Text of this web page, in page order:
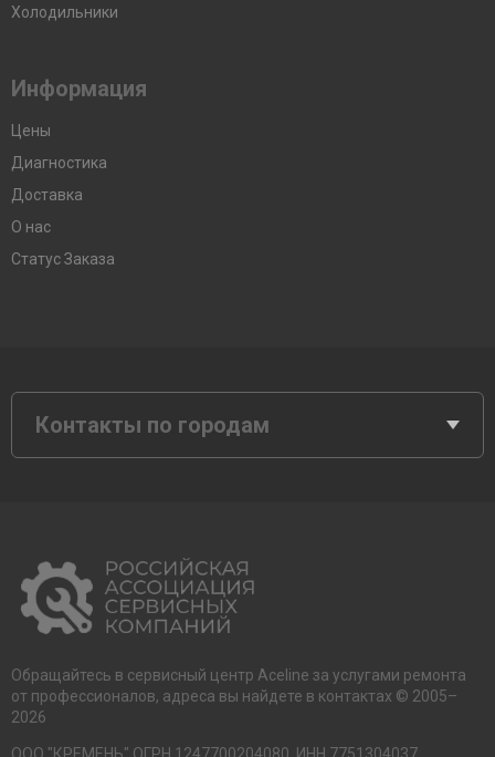
Холодильники
Информация
Цены
Диагностика
Доставка
О нас
Статус Заказа
Контакты по городам
Обращайтесь в сервисный центр Aceline за услугами ремонта
от профессионалов, адреса вы найдете в контактах © 2005–
2026